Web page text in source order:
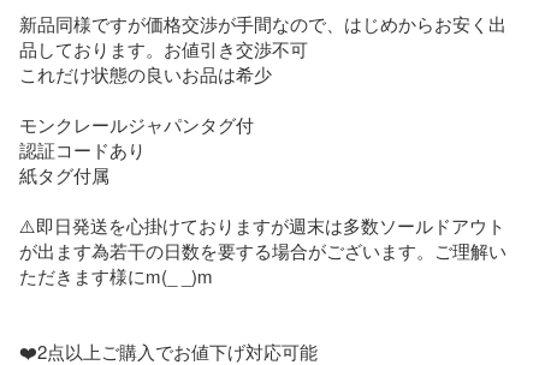
新品同様ですが価格交渉が手間なので、はじめからお安く出
品しております。お値引き交渉不可
これだけ状態の良いお品は希少
モンクレールジャパンタグ付
認証コードあり
紙タグ付属
⚠️即日発送を心掛けておりますが週末は多数ソールドアウト
が出ます為若干の日数を要する場合がございます。ご理解い
ただきます様にm(_ _)m
❤️2点以上ご購入でお値下げ対応可能